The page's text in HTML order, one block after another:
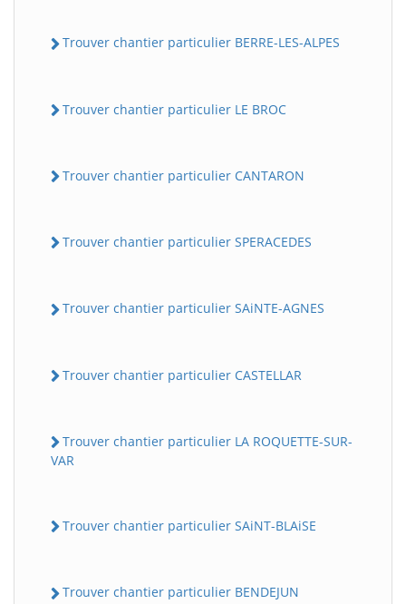
Trouver chantier particulier BERRE-LES-ALPES
Trouver chantier particulier LE BROC
Trouver chantier particulier CANTARON
Trouver chantier particulier SPERACEDES
Trouver chantier particulier SAiNTE-AGNES
Trouver chantier particulier CASTELLAR
Trouver chantier particulier LA ROQUETTE-SUR-
VAR
Trouver chantier particulier SAiNT-BLAiSE
Trouver chantier particulier BENDEJUN